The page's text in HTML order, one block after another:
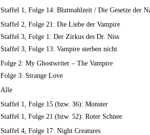
Staffel 1, Folge 14: Blutmahlzeit / Die Gesetze der
Staffel 2, Folge 21: Die Liebe der Vampire
Staffel 3, Folge 1: Der Zirkus des Dr. Niss
Staffel 3, Folge 13: Vampire sterben nicht
Folge 2: My Ghostwriter – The Vampire
Folge 3: Strange Love
Alle
Staffel 1, Folge 15 (bzw. 36): Monster
Staffel 1, Folge 21 (bzw. 52): Roter Schnee
Staffel 4, Folge 17: Night Creatures